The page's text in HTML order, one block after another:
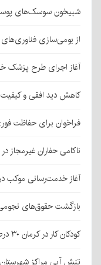
شبیخون سوسک‌های
از بومی‌سازی
آغاز اجرای طرح پزشک
کاهش دید افقی و کیفیت
فراخوان برای حفاظت
ناکامی حفاران غیرمجاز
آغاز خدمت‌رسانی موکب
بازگشت حقوق‌های نجومی
کودکان کار در کرمان ۳۰ درصد کمتر شدند
تنش آبی مراکز